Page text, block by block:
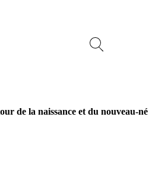
de la naissance et du nouveau-né